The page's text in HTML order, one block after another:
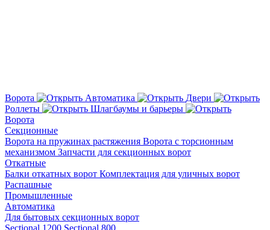
Ворота Автоматика
Двери
Роллеты
Шлагбаумы и барьеры
Ворота
Секционные
Ворота на пружинах растяжения Ворота с торсионным
механизмом Запчасти для секционных ворот
Откатные
Балки откатных ворот Комплектация для уличных ворот
Распашные
Промышленные
Автоматика
Для бытовых секционных ворот
Sectional 1200 Sectional 800